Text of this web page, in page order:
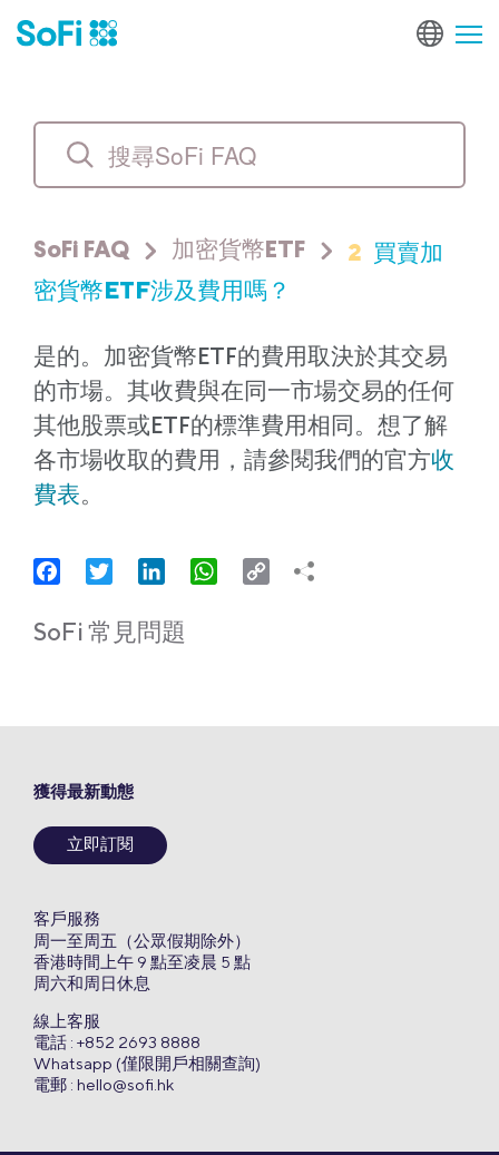
SoFi FAQ 加密貨幣ETF 2 買賣加
密貨幣ETF涉及費用嗎？
是的。加密貨幣ETF的費用取決於其交易
的市場。其收費與在同一市場交易的任何
其他股票或ETF的標準費用相同。想了解
各市場收取的費用，請參閱我們的官方收
費表。
FacebookTwitter LinkedInWhatsApp
Copy
SoFi 常見問題
獲得最新動態
立即訂閱
客戶服務
周一至周五（公眾假期除外）
香港時間上午 9 點至凌晨 5 點
周六和周日休息
線上客服
電話 : +852 2693 8888
Whatsapp (僅限開戶相關查詢)
電郵 : hello@sofi.hk